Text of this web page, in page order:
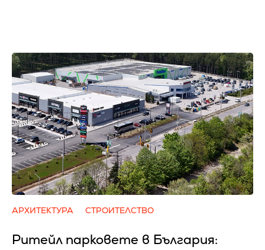
АРХИТЕКТУРА СТРОИТЕЛСТВО
Ритейл парковете в България: